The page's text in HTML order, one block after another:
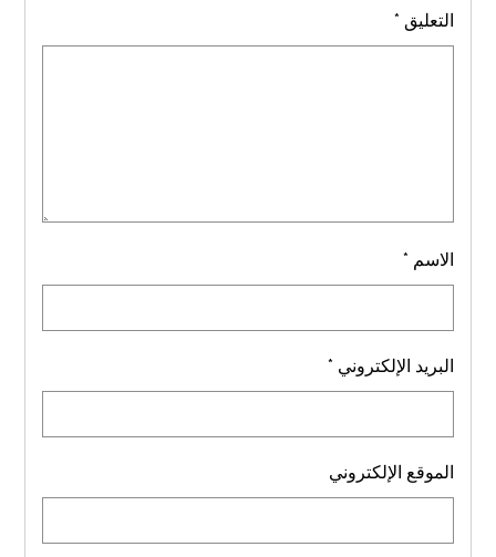
التعليق *
الاسم *
البريد الإلكتروني *
الموقع الإلكتروني